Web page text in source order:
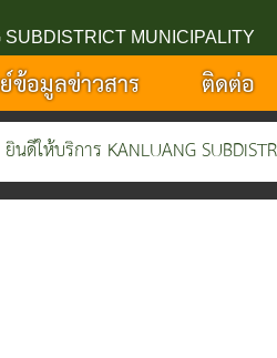
SUBDISTRICT MUNICIPALITY
ข้อมูลข่าวสาร ติดต่อ
บริการ KANLUANG SUBDISTRICT